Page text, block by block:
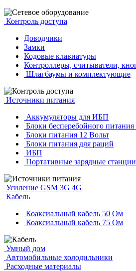
Контроль доступа
Доводчики
Замки
Кодовые клавиатуры
Контроллеры, считыватели,
Шлагбаумы и комплектующие
Источники питания
Аккумуляторы для ИБП
Блоки бесперебойного
Блоки питания 12 Вольт
Блоки питания для раций
ИБП
Портативные зарядные станции
Усиление GSM 3G 4G
Кабель
Коаксиальный кабель 50 Ом
Коаксиальный кабель 75 Ом
Умный дом
Автомобильные холодильники
Расходные материалы